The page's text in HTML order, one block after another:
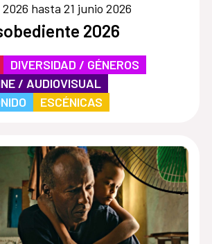
hasta 21 junio 2026
2026
DIVERSIDAD / GÉNEROS
/ AUDIOVISUAL
ESCÉNICAS